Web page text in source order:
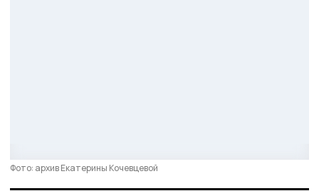
Фото: архив Екатерины Кочевцевой